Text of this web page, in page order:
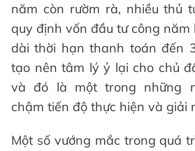
năm còn rườm rà, nhiều thủ
quy định vốn đầu tư công năm
dài thời hạn thanh toán đến
tạo nên tâm lý ỷ lại cho chủ
và đó là một trong những
chậm tiến độ thực hiện và giải
Một số vướng mắc trong quá